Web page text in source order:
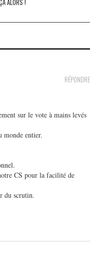
ALORS !
RÉPONDRE
sur le vote à mains levés
monde entier.
CS pour la facilité de
du scrutin.